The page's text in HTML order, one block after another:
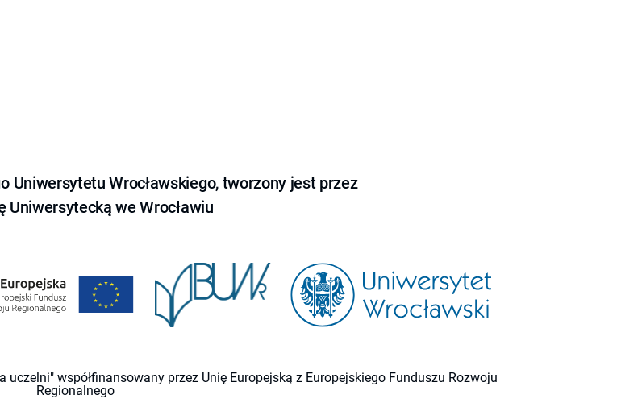
Uniwersytetu Wrocławskiego, tworzony jest przez
Uniwersytecką we Wrocławiu
współfinansowany przez Unię Europejską z Europejskiego Funduszu Rozwoju
Regionalnego